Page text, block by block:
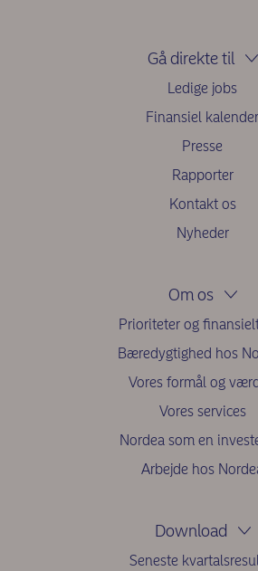
Gå direkte til
Ledige jobs
Finansiel kalender
Presse
Rapporter
Kontakt os
Nyheder
Om os
Prioriteter og
Bæredygtighed hos
Vores formål og
Vores services
Nordea som en
Arbejde hos
Download
Seneste